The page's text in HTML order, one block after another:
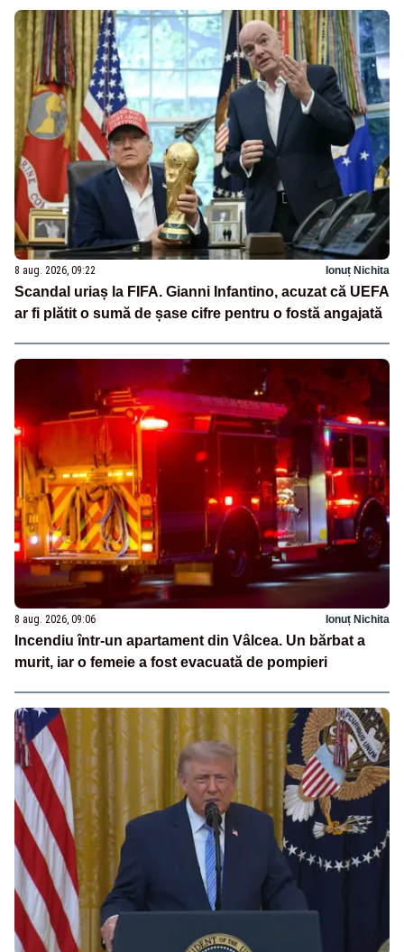
8 aug. 2026, 09:22 Ionuț Nichita
Scandal uriaș la FIFA. Gianni Infantino, acuzat că UEFA
ar fi plătit o sumă de șase cifre pentru o fostă angajată
8 aug. 2026, 09:06 Ionuț Nichita
Incendiu într-un apartament din Vâlcea. Un bărbat a
murit, iar o femeie a fost evacuată de pompieri